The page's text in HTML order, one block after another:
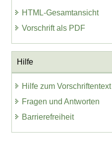
HTML-Gesamtansicht
Vorschrift als PDF
Hilfe
Hilfe zum Vorschriftentext
Fragen und Antworten
Barrierefreiheit